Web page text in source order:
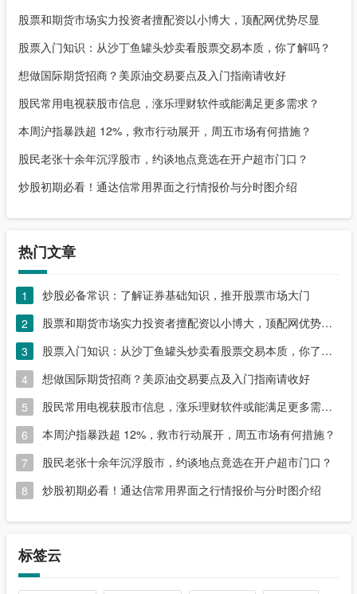
股票和期货市场实力投资者擅配资以小博大，顶配网优势尽显
股票入门知识：从沙丁鱼罐头炒卖看股票交易本质，你了解吗？
想做国际期货招商？美原油交易要点及入门指南请收好
股民常用电视获股市信息，涨乐理财软件或能满足更多需求？
本周沪指暴跌超 12%，救市行动展开，周五市场有何措施？
股民老张十余年沉浮股市，约谈地点竟选在开户超市门口？
炒股初期必看！通达信常用界面之行情报价与分时图介绍
热门文章
1
炒股必备常识：了解证券基础知识，推开股票市场大门
2
股票和期货市场实力投资者擅配资以小博大，顶配网优势尽显
3
股票入门知识：从沙丁鱼罐头炒卖看股票交易本质，你了解吗？
4
想做国际期货招商？美原油交易要点及入门指南请收好
5
股民常用电视获股市信息，涨乐理财软件或能满足更多需求？
6
本周沪指暴跌超 12%，救市行动展开，周五市场有何措施？
7
股民老张十余年沉浮股市，约谈地点竟选在开户超市门口？
8
炒股初期必看！通达信常用界面之行情报价与分时图介绍
标签云